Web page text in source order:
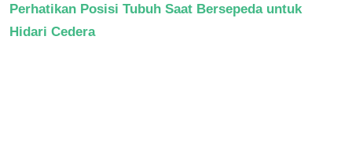
Perhatikan Posisi Tubuh Saat Bersepeda untuk
Hidari Cedera